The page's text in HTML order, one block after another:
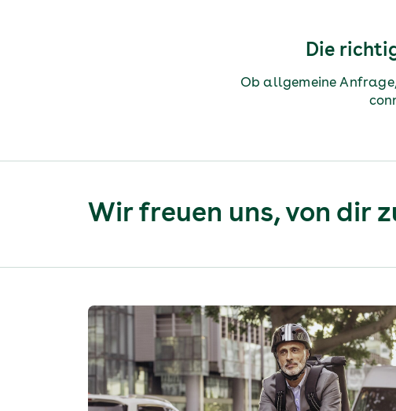
Die
Ob allgemeine
Wir freuen uns, von dir